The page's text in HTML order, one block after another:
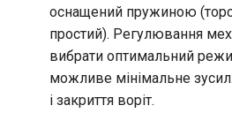
оснащений пружиною
простий). Регулювання
вибрати оптимальний
можливе мінімальне
і закриття воріт.